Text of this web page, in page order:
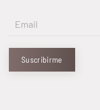
Suscribirme